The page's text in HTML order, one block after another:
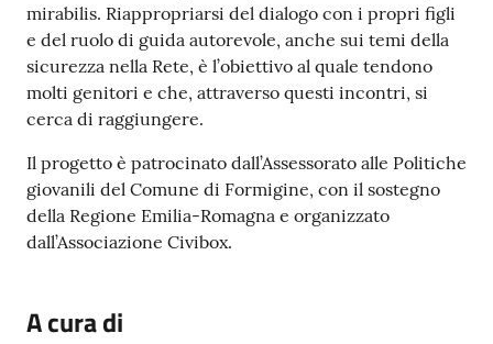
mirabilis. Riappropriarsi del dialogo con i propri figli
e del ruolo di guida autorevole, anche sui temi della
sicurezza nella Rete, è l’obiettivo al quale tendono
molti genitori e che, attraverso questi incontri, si
cerca di raggiungere.
Il progetto è patrocinato dall’Assessorato alle Politiche
giovanili del Comune di Formigine, con il sostegno
della Regione Emilia-Romagna e organizzato
dall’Associazione Civibox.
A cura di